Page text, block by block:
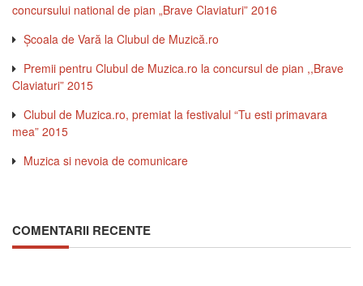
concursului national de pian „Brave Claviaturi” 2016
Şcoala de Vară la Clubul de Muzică.ro
Premii pentru Clubul de Muzica.ro la concursul de pian ,,Brave
Claviaturi” 2015
Clubul de Muzica.ro, premiat la festivalul “Tu esti primavara
mea” 2015
Muzica si nevoia de comunicare
COMENTARII RECENTE